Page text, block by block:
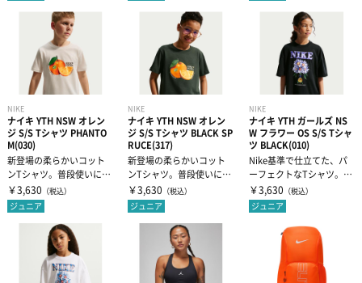
NIKE
ナイキ YTH NSW オレン
ジ S/S Tシャツ PHANTO
M(030)
新登場の柔らかいコット
ンTシャツ。普段使いに最
適です。柔らかな軽量コ
ットン素材は...
￥3,630 （税込）
ジュニア
NIKE
ナイキ YTH NSW オレン
ジ S/S Tシャツ BLACK SP
RUCE(317)
新登場の柔らかいコット
ンTシャツ。普段使いに最
適です。柔らかな軽量コ
ットン素材は...
￥3,630 （税込）
ジュニア
NIKE
ナイキ YTH ガールズ NS
W フラワー OS S/S Tシャ
ツ BLACK(010)
Nike基準で仕立てた、パ
ーフェクトなTシャツ。適
度なボリュームで程よい
ドレープ...
￥3,630 （税込）
ジュニア